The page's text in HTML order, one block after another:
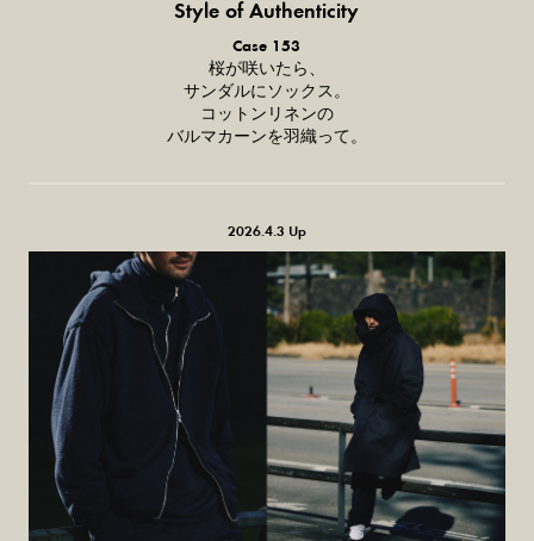
Style of Authenticity
普通の服、普通のスタイル。
Case 153
桜が咲いたら、
サンダルにソックス。
コットンリネンの
バルマカーンを羽織って。
2026.4.3 Up